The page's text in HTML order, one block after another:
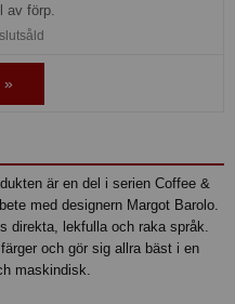
av förp.
»
är en del i serien Coffee &
med designern Margot Barolo.
direkta, lekfulla och raka språk.
och gör sig allra bäst i en
maskindisk.